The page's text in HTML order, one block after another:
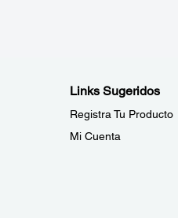
Links Sugeridos
Registra Tu Producto
Mi Cuenta